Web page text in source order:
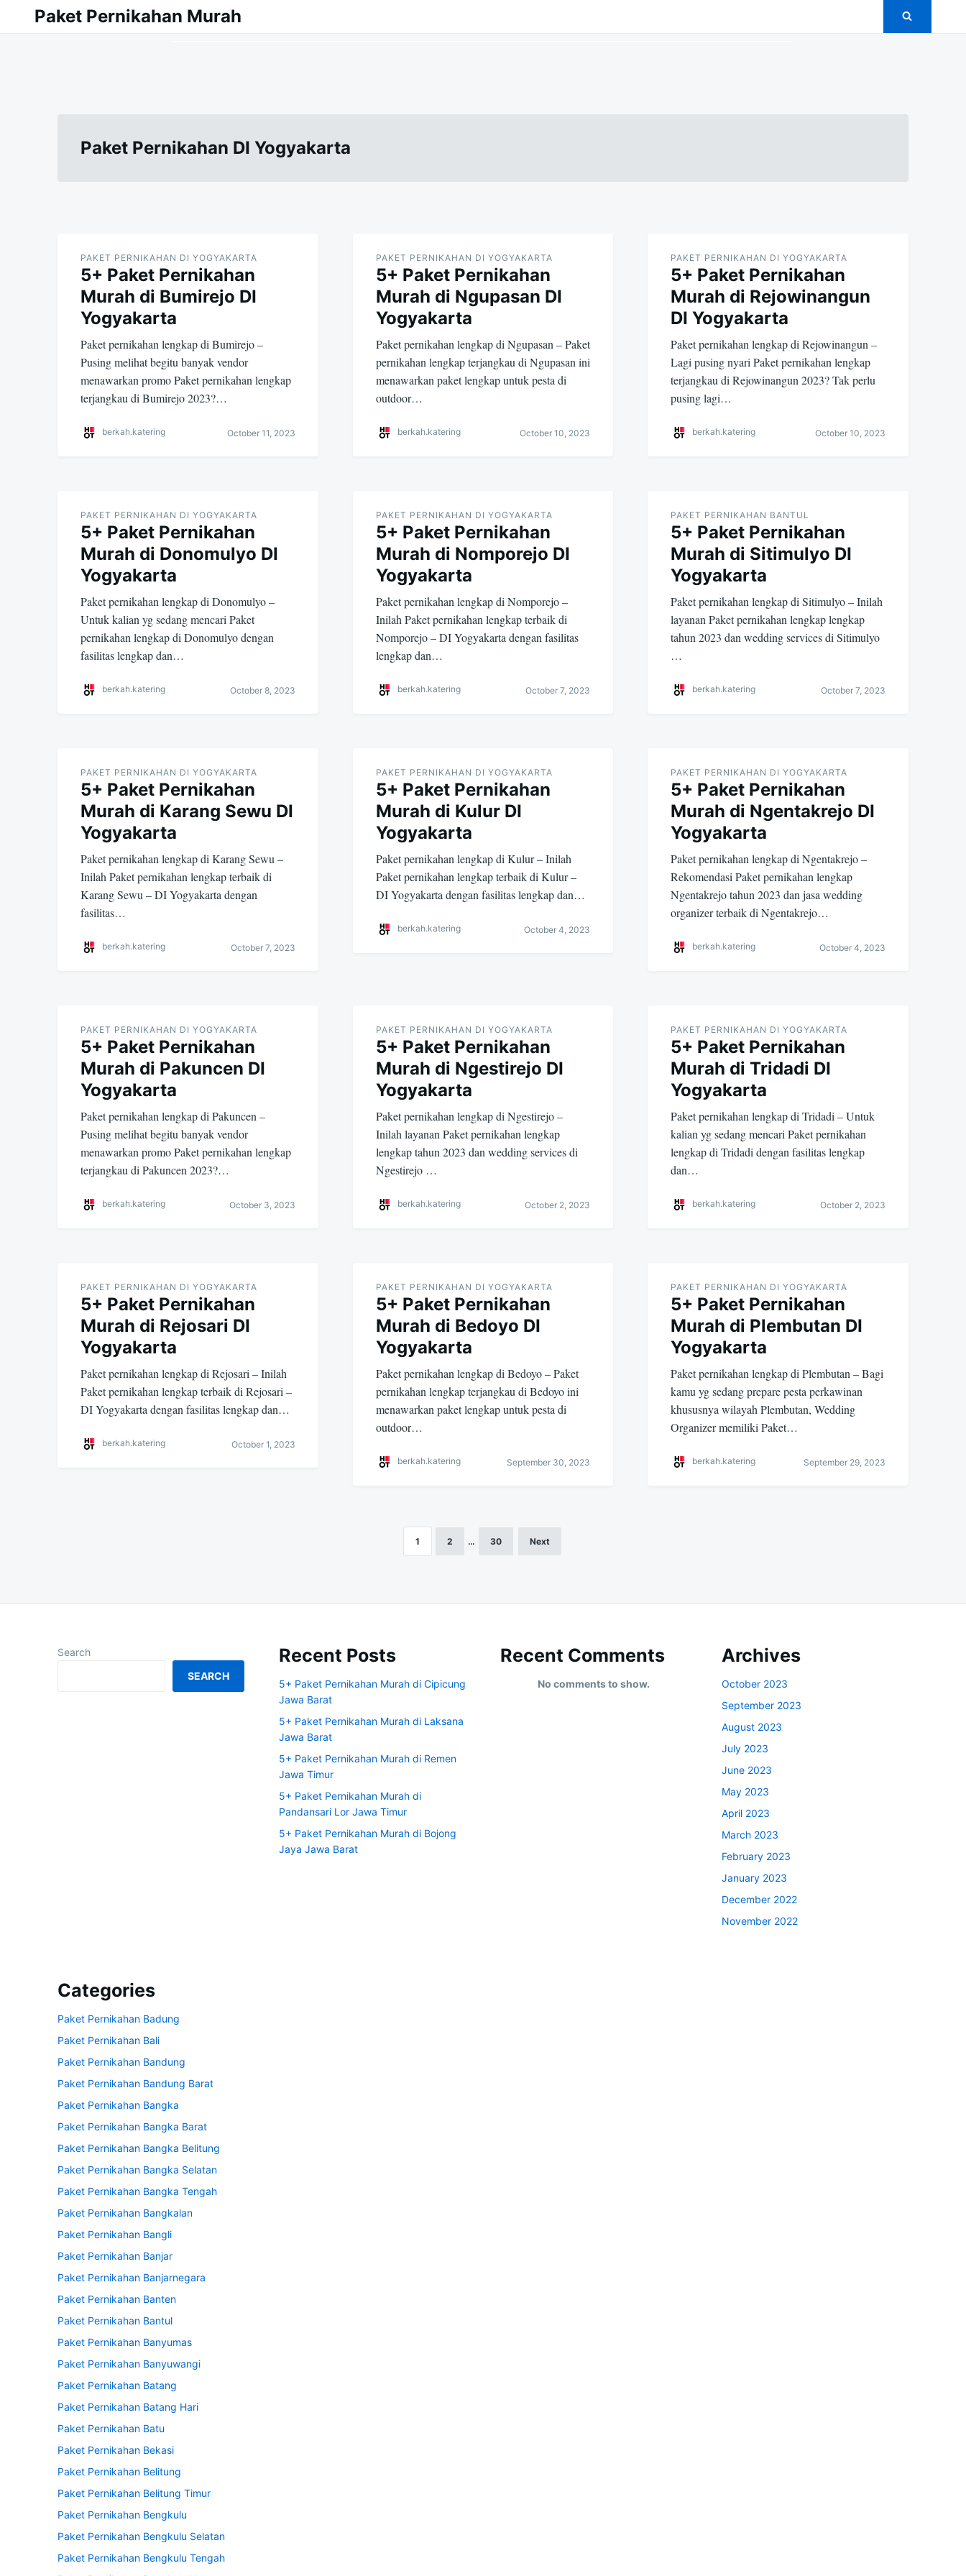
Search
Paket Pernikahan Murah
Paket Pernikahan DI Yogyakarta
PAKET PERNIKAHAN DI YOGYAKARTA
5+ Paket Pernikahan
Murah di Bumirejo DI
Yogyakarta
Paket pernikahan lengkap di Bumirejo –
Pusing melihat begitu banyak vendor
menawarkan promo Paket pernikahan lengkap
terjangkau di Bumirejo 2023?…
berkah.katering October 11, 2023
PAKET PERNIKAHAN DI YOGYAKARTA
5+ Paket Pernikahan
Murah di Ngupasan DI
Yogyakarta
Paket pernikahan lengkap di Ngupasan – Paket
pernikahan lengkap terjangkau di Ngupasan ini
menawarkan paket lengkap untuk pesta di
outdoor…
berkah.katering October 10, 2023
PAKET PERNIKAHAN DI YOGYAKARTA
5+ Paket Pernikahan
Murah di Rejowinangun
DI Yogyakarta
Paket pernikahan lengkap di Rejowinangun –
Lagi pusing nyari Paket pernikahan lengkap
terjangkau di Rejowinangun 2023? Tak perlu
pusing lagi…
berkah.katering October 10, 2023
PAKET PERNIKAHAN DI YOGYAKARTA
5+ Paket Pernikahan
Murah di Donomulyo DI
Yogyakarta
Paket pernikahan lengkap di Donomulyo –
Untuk kalian yg sedang mencari Paket
pernikahan lengkap di Donomulyo dengan
fasilitas lengkap dan…
berkah.katering October 8, 2023
PAKET PERNIKAHAN DI YOGYAKARTA
5+ Paket Pernikahan
Murah di Nomporejo DI
Yogyakarta
Paket pernikahan lengkap di Nomporejo –
Inilah Paket pernikahan lengkap terbaik di
Nomporejo – DI Yogyakarta dengan fasilitas
lengkap dan…
berkah.katering October 7, 2023
PAKET PERNIKAHAN BANTUL
5+ Paket Pernikahan
Murah di Sitimulyo DI
Yogyakarta
Paket pernikahan lengkap di Sitimulyo – Inilah
layanan Paket pernikahan lengkap lengkap
tahun 2023 dan wedding services di Sitimulyo
…
berkah.katering October 7, 2023
PAKET PERNIKAHAN DI YOGYAKARTA
5+ Paket Pernikahan
Murah di Karang Sewu DI
Yogyakarta
Paket pernikahan lengkap di Karang Sewu –
Inilah Paket pernikahan lengkap terbaik di
Karang Sewu – DI Yogyakarta dengan
fasilitas…
berkah.katering October 7, 2023
PAKET PERNIKAHAN DI YOGYAKARTA
5+ Paket Pernikahan
Murah di Kulur DI
Yogyakarta
Paket pernikahan lengkap di Kulur – Inilah
Paket pernikahan lengkap terbaik di Kulur –
DI Yogyakarta dengan fasilitas lengkap dan…
berkah.katering October 4, 2023
PAKET PERNIKAHAN DI YOGYAKARTA
5+ Paket Pernikahan
Murah di Ngentakrejo DI
Yogyakarta
Paket pernikahan lengkap di Ngentakrejo –
Rekomendasi Paket pernikahan lengkap
Ngentakrejo tahun 2023 dan jasa wedding
organizer terbaik di Ngentakrejo…
berkah.katering October 4, 2023
PAKET PERNIKAHAN DI YOGYAKARTA
5+ Paket Pernikahan
Murah di Pakuncen DI
Yogyakarta
Paket pernikahan lengkap di Pakuncen –
Pusing melihat begitu banyak vendor
menawarkan promo Paket pernikahan lengkap
terjangkau di Pakuncen 2023?…
berkah.katering October 3, 2023
PAKET PERNIKAHAN DI YOGYAKARTA
5+ Paket Pernikahan
Murah di Ngestirejo DI
Yogyakarta
Paket pernikahan lengkap di Ngestirejo –
Inilah layanan Paket pernikahan lengkap
lengkap tahun 2023 dan wedding services di
Ngestirejo …
berkah.katering October 2, 2023
PAKET PERNIKAHAN DI YOGYAKARTA
5+ Paket Pernikahan
Murah di Tridadi DI
Yogyakarta
Paket pernikahan lengkap di Tridadi – Untuk
kalian yg sedang mencari Paket pernikahan
lengkap di Tridadi dengan fasilitas lengkap
dan…
berkah.katering October 2, 2023
PAKET PERNIKAHAN DI YOGYAKARTA
5+ Paket Pernikahan
Murah di Rejosari DI
Yogyakarta
Paket pernikahan lengkap di Rejosari – Inilah
Paket pernikahan lengkap terbaik di Rejosari –
DI Yogyakarta dengan fasilitas lengkap dan…
berkah.katering October 1, 2023
PAKET PERNIKAHAN DI YOGYAKARTA
5+ Paket Pernikahan
Murah di Bedoyo DI
Yogyakarta
Paket pernikahan lengkap di Bedoyo – Paket
pernikahan lengkap terjangkau di Bedoyo ini
menawarkan paket lengkap untuk pesta di
outdoor…
berkah.katering September 30, 2023
PAKET PERNIKAHAN DI YOGYAKARTA
5+ Paket Pernikahan
Murah di Plembutan DI
Yogyakarta
Paket pernikahan lengkap di Plembutan – Bagi
kamu yg sedang prepare pesta perkawinan
khususnya wilayah Plembutan, Wedding
Organizer memiliki Paket…
berkah.katering September 29, 2023
1 2 … 30 Next
Search
SEARCH
Recent Posts
5+ Paket Pernikahan Murah di Cipicung
Jawa Barat
5+ Paket Pernikahan Murah di Laksana
Jawa Barat
5+ Paket Pernikahan Murah di Remen
Jawa Timur
5+ Paket Pernikahan Murah di
Pandansari Lor Jawa Timur
5+ Paket Pernikahan Murah di Bojong
Jaya Jawa Barat
Recent Comments
No comments to show.
Archives
October 2023
September 2023
August 2023
July 2023
June 2023
May 2023
April 2023
March 2023
February 2023
January 2023
December 2022
November 2022
Categories
Paket Pernikahan Badung
Paket Pernikahan Bali
Paket Pernikahan Bandung
Paket Pernikahan Bandung Barat
Paket Pernikahan Bangka
Paket Pernikahan Bangka Barat
Paket Pernikahan Bangka Belitung
Paket Pernikahan Bangka Selatan
Paket Pernikahan Bangka Tengah
Paket Pernikahan Bangkalan
Paket Pernikahan Bangli
Paket Pernikahan Banjar
Paket Pernikahan Banjarnegara
Paket Pernikahan Banten
Paket Pernikahan Bantul
Paket Pernikahan Banyumas
Paket Pernikahan Banyuwangi
Paket Pernikahan Batang
Paket Pernikahan Batang Hari
Paket Pernikahan Batu
Paket Pernikahan Bekasi
Paket Pernikahan Belitung
Paket Pernikahan Belitung Timur
Paket Pernikahan Bengkulu
Paket Pernikahan Bengkulu Selatan
Paket Pernikahan Bengkulu Tengah